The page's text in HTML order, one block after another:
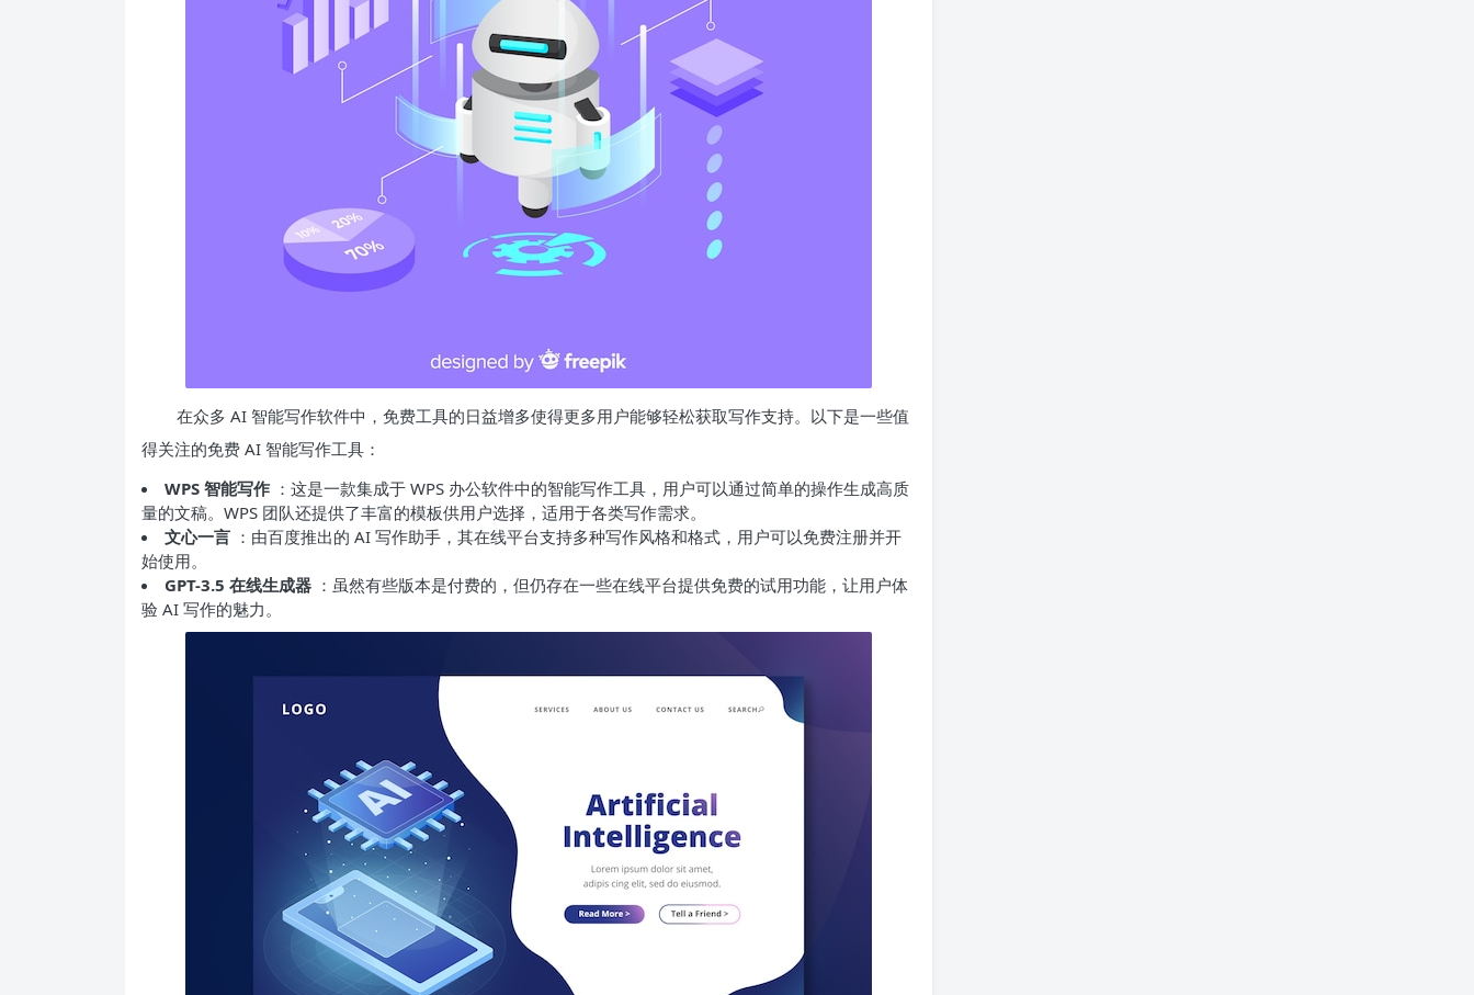
在众多 AI 智能写作软件中，免费工具的日益增多使得更多用户能够轻松获取写作支持。以下是一些值
得关注的免费 AI 智能写作工具：
WPS 智能写作 ：这是一款集成于 WPS 办公软件中的智能写作工具，用户可以通过简单的操作生成高质
量的文稿。WPS 团队还提供了丰富的模板供用户选择，适用于各类写作需求。
文心一言 ：由百度推出的 AI 写作助手，其在线平台支持多种写作风格和格式，用户可以免费注册并开
始使用。
GPT-3.5 在线生成器 ：虽然有些版本是付费的，但仍存在一些在线平台提供免费的试用功能，让用户体
验 AI 写作的魅力。